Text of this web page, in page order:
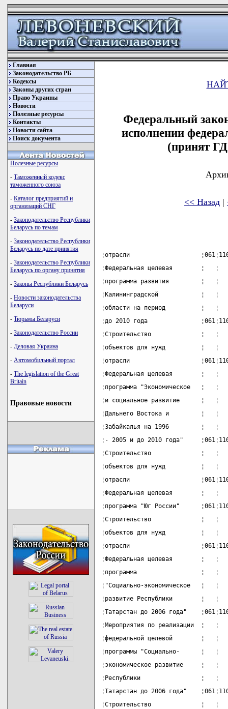
Главная
Законодательство РБ
Кодексы
Законы других стран
Право Украины
Новости
Полезные ресурсы
Контакты
Новости сайта
Поиск документа
Полезные ресурсы
- Таможенный кодекс
таможенного союза
- Каталог предприятий и
организаций СНГ
- Законодательство Республики
Беларусь по темам
- Законодательство Республики
Беларусь по дате принятия
- Законодательство Республики
Беларусь по органу принятия
- Законы Республики Беларусь
- Новости законодательства
Беларуси
- Тюрьмы Беларуси
- Законодательство России
- Деловая Украина
- Автомобильный портал
- The legislation of the Great
Britain
Правовые новости
Федеральный
исполнении
(принят
<< Назад |
¦отрасли
¦Федеральная целевая
¦программа развития
¦Калининградской
¦области на период
¦до 2010 года
¦Строительство              ¦
¦объектов для нужд
¦отрасли
¦Федеральная целевая
¦программа "Экономическое
¦и социальное развитие
¦Дальнего Востока и
¦Забайкалья на 1996
¦- 2005 и до 2010 года"
¦Строительство              ¦
¦объектов для нужд
¦отрасли
¦Федеральная целевая
¦программа "Юг России"
¦Строительство              ¦
¦объектов для нужд
¦отрасли
¦Федеральная целевая
¦программа                  ¦
¦"Социально-экономическое
¦развитие Республики
¦Татарстан до 2006 года"
¦Мероприятия по
¦федеральной целевой
¦программы "Социально-
¦экономическое развитие
¦Республики                 ¦
¦Татарстан до 2006 года"
¦Строительство              ¦